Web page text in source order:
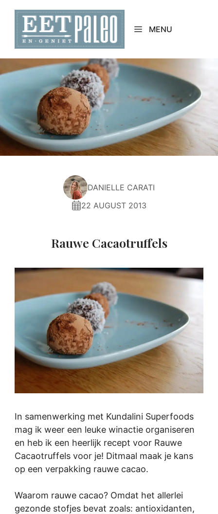
content
MENU
DANIELLE CARATI
22 AUGUST 2013
Rauwe Cacaotruffels
In samenwerking met Kundalini Superfoods
mag ik weer een leuke winactie organiseren
en heb ik een heerlijk recept voor Rauwe
Cacaotruffels voor je! Ditmaal maak je kans
op een verpakking rauwe cacao.
Waarom rauwe cacao? Omdat het allerlei
gezonde stofjes bevat zoals: antioxidanten,